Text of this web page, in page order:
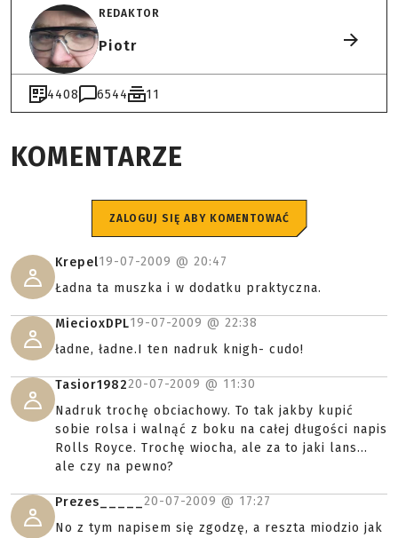
REDAKTOR
Piotr
4408 6544 11
KOMENTARZE
ZALOGUJ SIĘ ABY KOMENTOWAĆ
Krepel19-07-2009 @ 20:47
Ładna ta muszka i w dodatku praktyczna.
MiecioxDPL19-07-2009 @ 22:38
ładne, ładne.I ten nadruk knigh- cudo!
Tasior198220-07-2009 @ 11:30
Nadruk trochę obciachowy. To tak jakby kupić
sobie rolsa i walnąć z boku na całej długości napis
Rolls Royce. Trochę wiocha, ale za to jaki lans...
ale czy na pewno?
Prezes_____ 20-07-2009 @ 17:27
No z tym napisem się zgodzę, a reszta miodzio jak